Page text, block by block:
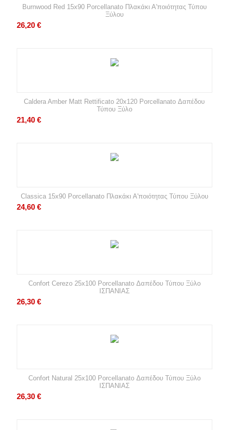
Burnwood Red 15x90 Porcellanato Πλακάκι Α'ποιότητας Τύπου
Ξύλου
26,20 €
Caldera Amber Matt Rettificato 20x120 Porcellanato Δαπέδου
Τύπου Ξύλο
21,40 €
Classica 15x90 Porcellanato Πλακάκι Α'ποιότητας Τύπου Ξύλου
24,60 €
Confort Cerezo 25x100 Porcellanato Δαπέδου Τύπου Ξύλο
ΙΣΠΑΝΙΑΣ
26,30 €
Confort Natural 25x100 Porcellanato Δαπέδου Τύπου Ξύλο
ΙΣΠΑΝΙΑΣ
26,30 €